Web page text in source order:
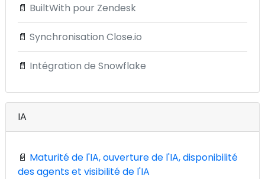
📄 BuiltWith pour Zendesk
📄 Synchronisation Close.io
📄 Intégration de Snowflake
IA
📄 Maturité de l'IA, ouverture de l'IA, disponibilité
des agents et visibilité de l'IA